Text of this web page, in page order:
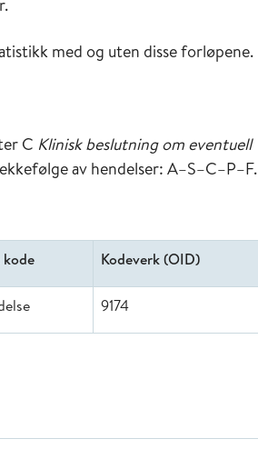
med og uten disse forløpene.
C Klinisk beslutning om eventuell
av hendelser: A–S–C–P–F.
kode Kodeverk (OID)
9174